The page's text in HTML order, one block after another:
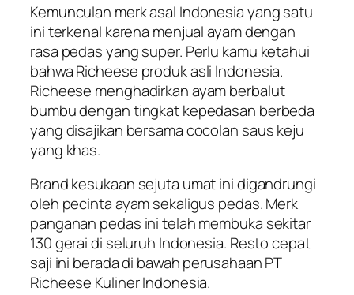
Kemunculan merk asal Indonesia yang satu
ini terkenal karena menjual ayam dengan
rasa pedas yang super. Perlu kamu ketahui
bahwa Richeese produk asli Indonesia.
Richeese menghadirkan ayam berbalut
bumbu dengan tingkat kepedasan berbeda
yang disajikan bersama cocolan saus keju
yang khas.
Brand kesukaan sejuta umat ini digandrungi
oleh pecinta ayam sekaligus pedas. Merk
panganan pedas ini telah membuka sekitar
130 gerai di seluruh Indonesia. Resto cepat
saji ini berada di bawah perusahaan PT
Richeese Kuliner Indonesia.